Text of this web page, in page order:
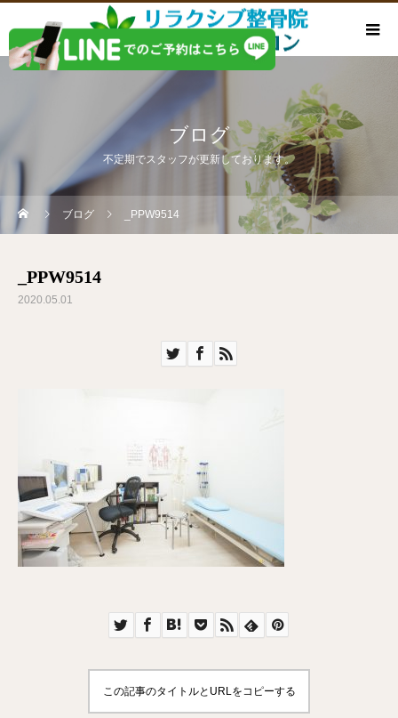
ブログ
不定期でスタッフが更新しております。
ブログ _PPW9514
_PPW9514
2020.05.01
この記事のタイトルとURLをコピーする